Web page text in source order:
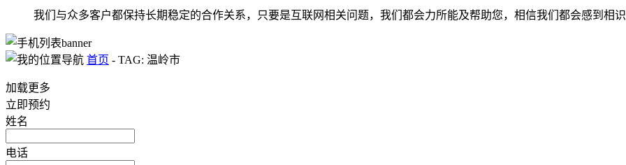
我们与众多客户都保持长期稳定的合作关系，只要是互联网相关问题，我们都会力所能及帮助您，相信我们都会感到相
首页 - TAG: 温岭市
加载更多
立即预约
姓名
电话